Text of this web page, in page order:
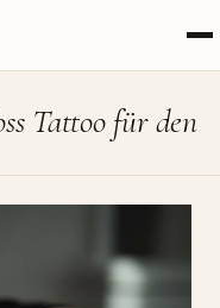
Tattoo für den